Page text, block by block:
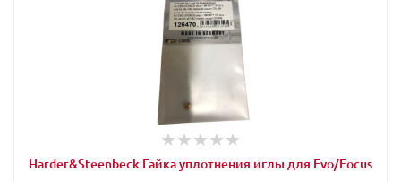
Harder&Steenbeck Гайка уплотнения иглы для Evo/Focus